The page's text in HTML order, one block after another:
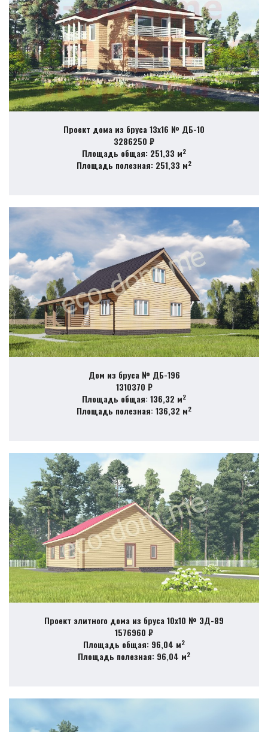
Проект дома из бруса 13х16 № ДБ-10
3286250 ₽
Площадь общая: 251,33 м2
Площадь полезная: 251,33 м2
Дом из бруса № ДБ-196
1310370 ₽
Площадь общая: 136,32 м2
Площадь полезная: 136,32 м2
Проект элитного дома из бруса 10х10 № ЭД-89
1576960 ₽
Площадь общая: 96,04 м2
Площадь полезная: 96,04 м2